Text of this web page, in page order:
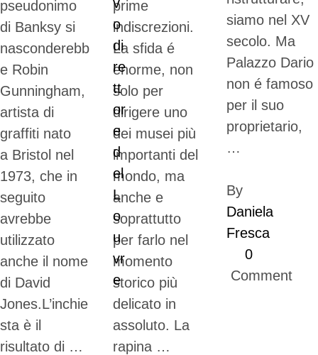
pseudonimo
di Banksy si
nasconderebb
e Robin
Gunningham,
artista di
graffiti nato
a Bristol nel
1973, che in
seguito
avrebbe
utilizzato
anche il nome
di David
Jones.L’inchie
sta è il
risultato di …
prime
indiscrezioni.
La sfida é
enorme, non
solo per
dirigere uno
dei musei più
importanti del
mondo, ma
anche e
soprattutto
per farlo nel
momento
storico più
delicato in
assoluto. La
rapina …
siamo nel XV
secolo. Ma
Palazzo Dario
non é famoso
per il suo
proprietario,
…
By
Daniela
Fresca
0
Comment